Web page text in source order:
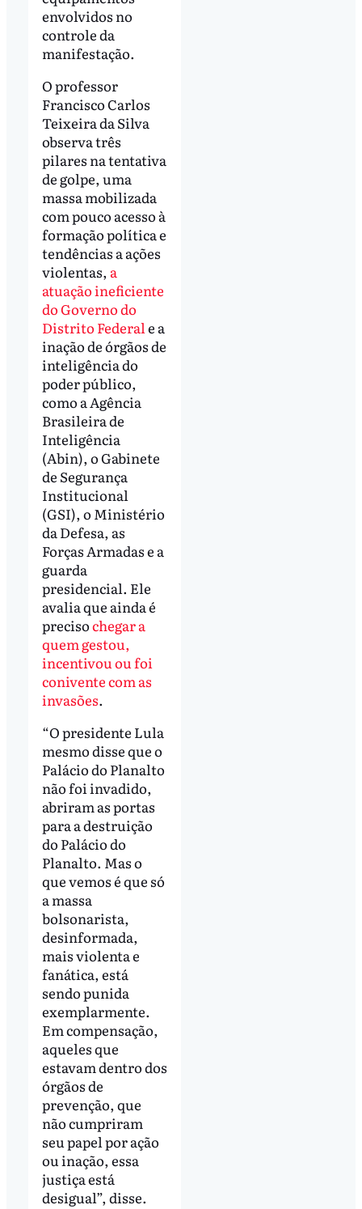
envolvidos no
controle da
manifestação.
O professor
Francisco Carlos
Teixeira da Silva
observa três
pilares na tentativa
de golpe, uma
massa mobilizada
com pouco acesso à
formação política e
tendências a ações
violentas, a
atuação ineficiente
do Governo do
Distrito Federale a
inação de órgãos de
inteligência do
poder público,
como a Agência
Brasileira de
Inteligência
(Abin), o Gabinete
de Segurança
Institucional
(GSI), o Ministério
da Defesa, as
Forças Armadas e a
guarda
presidencial. Ele
avalia que ainda é
precisochegar a
quem gestou,
incentivou ou foi
conivente com as
invasões.
“O presidente Lula
mesmo disse que o
Palácio do Planalto
não foi invadido,
abriram as portas
para a destruição
do Palácio do
Planalto. Mas o
que vemos é que só
a massa
bolsonarista,
desinformada,
mais violenta e
fanática, está
sendo punida
exemplarmente.
Em compensação,
aqueles que
estavam dentro dos
órgãos de
prevenção, que
não cumpriram
seu papel por ação
ou inação, essa
justiça está
desigual”, disse.